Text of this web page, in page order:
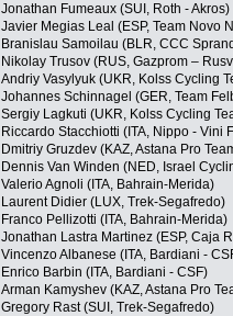
Jonathan Fumeaux (SUI, Roth - Akros)
Javier Megias Leal (ESP, Team Novo
Branislau Samoilau (BLR, CCC
Nikolay Trusov (RUS, Gazprom –
Andriy Vasylyuk (UKR, Kolss Cycling
Johannes Schinnagel (GER, Team
Sergiy Lagkuti (UKR, Kolss Cycling
Riccardo Stacchiotti (ITA, Nippo - Vini
Dmitriy Gruzdev (KAZ, Astana Pro
Dennis Van Winden (NED, Israel
Valerio Agnoli (ITA, Bahrain-Merida)
Laurent Didier (LUX, Trek-Segafredo)
Franco Pellizotti (ITA, Bahrain-Merida)
Jonathan Lastra Martinez (ESP, Caja
Vincenzo Albanese (ITA, Bardiani -
Enrico Barbin (ITA, Bardiani - CSF)
Arman Kamyshev (KAZ, Astana Pro
Gregory Rast (SUI, Trek-Segafredo)